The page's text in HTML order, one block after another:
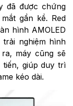
đã được chứng
gần kề. Red
hình AMOLED
trải nghiệm hình
máy cũng sẽ
tiến, giúp duy trì
kéo dài.